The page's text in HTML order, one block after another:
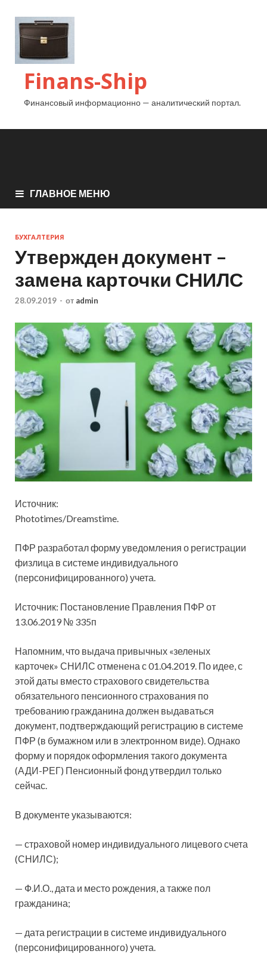
Finans-Ship
Финансовый информационно — аналитический портал.
ГЛАВНОЕ МЕНЮ
БУХГАЛТЕРИЯ
Утвержден документ –
замена карточки СНИЛС
28.09.2019 - от admin
Источник:
Phototimes/Dreamstime.
ПФР разработал форму уведомления о регистрации
физлица в системе индивидуального
(персонифицированного) учета.
Источник: Постановление Правления ПФР от
13.06.2019 № 335п
Напомним, что выдача привычных «зеленых
карточек» СНИЛС отменена с 01.04.2019. По идее, с
этой даты вместо страхового свидетельства
обязательного пенсионного страхования по
требованию гражданина должен выдаваться
документ, подтверждающий регистрацию в системе
ПФР (в бумажном или в электронном виде). Однако
форму и порядок оформления такого документа
(АДИ-РЕГ) Пенсионный фонд утвердил только
сейчас.
В документе указываются:
— страховой номер индивидуального лицевого счета
(СНИЛС);
— Ф.И.О., дата и место рождения, а также пол
гражданина;
— дата регистрации в системе индивидуального
(персонифицированного) учета.